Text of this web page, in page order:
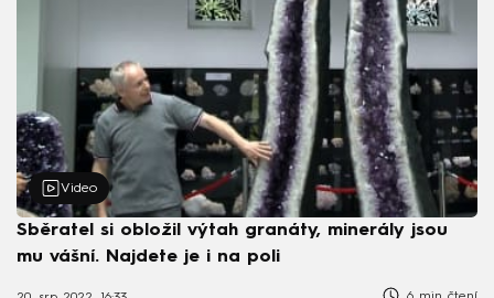
Video
Sběratel si obložil výtah granáty, minerály jsou
mu vášní. Najdete je i na poli